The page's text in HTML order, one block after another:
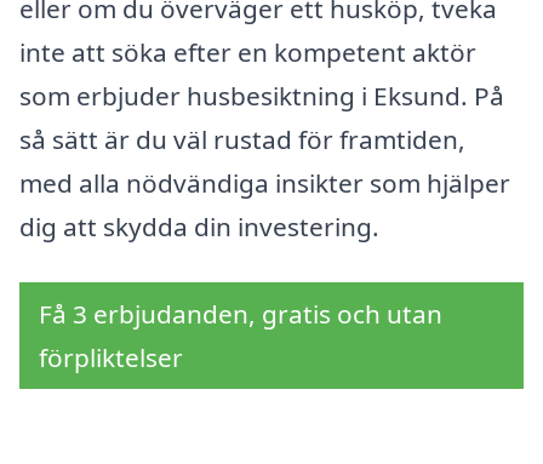
eller om du överväger ett husköp, tveka
inte att söka efter en kompetent aktör
som erbjuder husbesiktning i Eksund. På
så sätt är du väl rustad för framtiden,
med alla nödvändiga insikter som hjälper
dig att skydda din investering.
Få 3 erbjudanden, gratis och utan
förpliktelser